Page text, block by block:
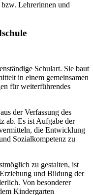
Lehrerinnen und
Schulart. Sie baut
in einem gemeinsamen
für weiterführendes
der Verfassung des
ab. Es ist Aufgabe der
die Entwicklung
Sozialkompetenz zu
zu gestalten, ist
und Bildung der
Von besonderer
Kindergarten